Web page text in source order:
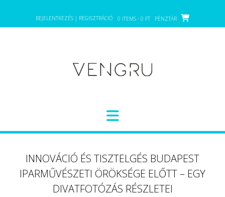
content
BEJELENTKEZÉS | REGISZTRÁCIÓ 0 ITEMS - 0 FT PÉNZTÁR
INNOVÁCIÓ ÉS TISZTELGÉS BUDAPEST
IPARMŰVÉSZETI ÖRÖKSÉGE ELŐTT – EGY
DIVATFOTÓZÁS RÉSZLETEI